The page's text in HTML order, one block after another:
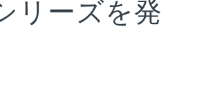
リーズを発